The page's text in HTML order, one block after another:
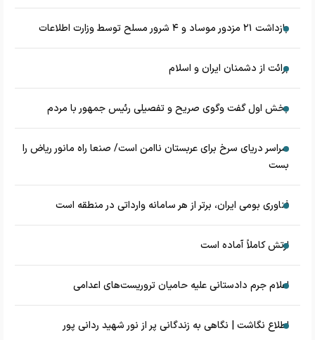
بازداشت ۲۱ مزدور موساد و ۴ شرور مسلح توسط وزارت اطلاعات
برائت از دشمنان ایران و اسلام
بخش اول گفت وگوی صریح و تفصیلی رئیس جمهور با مردم
سراسر دریای سرخ برای عربستان ناامن است/ صنعا راه مانور ریاض را
بست
فناوری بومی ایران، برتر از هر سامانه وارداتی در منطقه است
ارتش کاملاً آماده است
اعلام جرم دادستانی علیه حامیان تروریست‌های اعدامی
اطلاع نگاشت | نگاهی به زندگانی پر از نور شهید ردانی پور